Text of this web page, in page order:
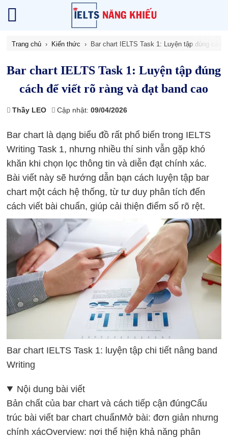
Trang chủ Kiến thức Bar chart IELTS Task 1: Luyện tập đúng
Bar chart IELTS Task 1: Luyện tập đúng
cách để viết rõ ràng và đạt band cao
Thầy LEO Cập nhật:09/04/2026
Bar chart là dạng biểu đồ rất phổ biến trong IELTS
Writing Task 1, nhưng nhiều thí sinh vẫn gặp khó
khăn khi chọn lọc thông tin và diễn đạt chính xác.
Bài viết này sẽ hướng dẫn bạn cách luyện tập bar
chart một cách hệ thống, từ tư duy phân tích đến
cách viết bài chuẩn, giúp cải thiện điểm số rõ rệt.
Bar chart IELTS Task 1: luyện tập chi tiết nâng band
Writing
Nội dung bài viết
Bản chất của bar chart và cách tiếp cận đúngCấu
trúc bài viết bar chart chuẩnMở bài: đơn giản nhưng
chính xácOverview: nơi thể hiện khả năng phân